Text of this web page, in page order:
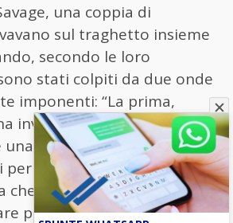
una coppia di
sul traghetto insieme
secondo le loro
stati colpiti da due onde
imponenti: “La prima,
investiti e ho visto che ne
una seconda, quindi ci
non essere travolti”.
che i passeggeri hanno
per avere i giubbotti di